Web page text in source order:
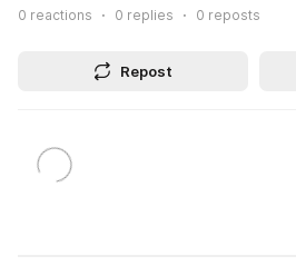
0 reactions 0 replies 0 reposts
Repost